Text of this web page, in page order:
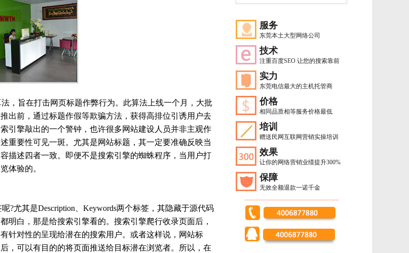
，旨在打击网页标题作弊行为。此算法上线一个月，大批
出前，通过标题作假等欺骗方法，获得高排位引诱用户去
引擎敲出的一个警钟，也许很多网站建设人员并非主观作
重要性可见一斑。尤其是网站标题，其一定要准确反映当
描述四者一致。即便不是搜索引擎的蜘蛛程序，当用户打
体验的。
?尤其是Description、Keywords两个标签，其隐藏于源代码
明白，那是给搜索引擎看的。搜索引擎爬行收录页面后，
针对性的呈现给潜在的搜索用户。或者这样说，网站标
，可以有目的的将页面推送给目标潜在浏览者。所以，在
服务
东莞本土大型网络公司
技术
注重百度SEO 让您的搜索靠前
实力
东莞电信最大的主机托管商
价格
相同品质相等服务价格最低
培训
赠送民网互联网营销实操培训
效果
让你的网络营销业绩提升300%
保障
无效全额退款一诺千金